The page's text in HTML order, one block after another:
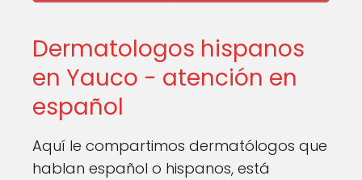
Dermatologos hispanos
en Yauco - atención en
español
Aquí le compartimos dermatólogos que
hablan español o hispanos, está